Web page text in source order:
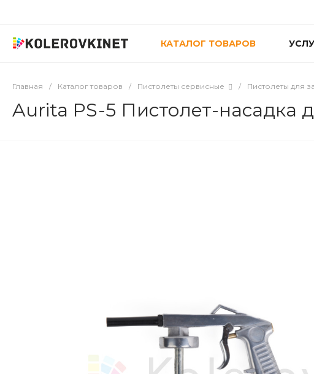
КАТАЛОГ ТОВАРОВ
Главная / Каталог товаров / Пистолеты сервисные / Пистолеты для
Aurita PS-5 Пистолет-насадка